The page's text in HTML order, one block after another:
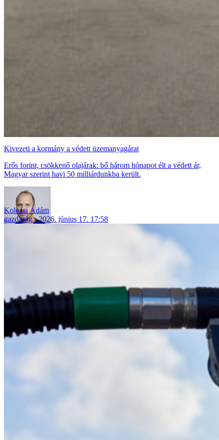
Kivezeti a kormány a védett üzemanyagárat
Erős forint, csökkenő olajárak: bő három hónapot élt a védett ár,
Magyar szerint havi 50 milliárdunkba került.
Kolozsi Ádám
gazdaság
2026. június 17. 17:58